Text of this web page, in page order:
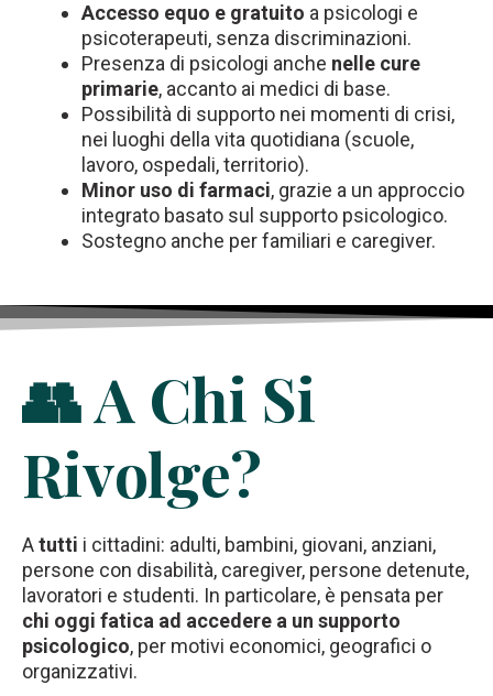
Accesso equo e gratuito a psicologi e
psicoterapeuti, senza discriminazioni.
Presenza di psicologi anche nelle cure
primarie, accanto ai medici di base.
Possibilità di supporto nei momenti di crisi,
nei luoghi della vita quotidiana (scuole,
lavoro, ospedali, territorio).
Minor uso di farmaci, grazie a un approccio
integrato basato sul supporto psicologico.
Sostegno anche per familiari e caregiver.
👥 A Chi Si
Rivolge?
Atutti i cittadini: adulti, bambini, giovani, anziani,
persone con disabilità, caregiver, persone detenute,
lavoratori e studenti. In particolare, è pensata per
chi oggi fatica ad accedere a un supporto
psicologico, per motivi economici, geografici o
organizzativi.